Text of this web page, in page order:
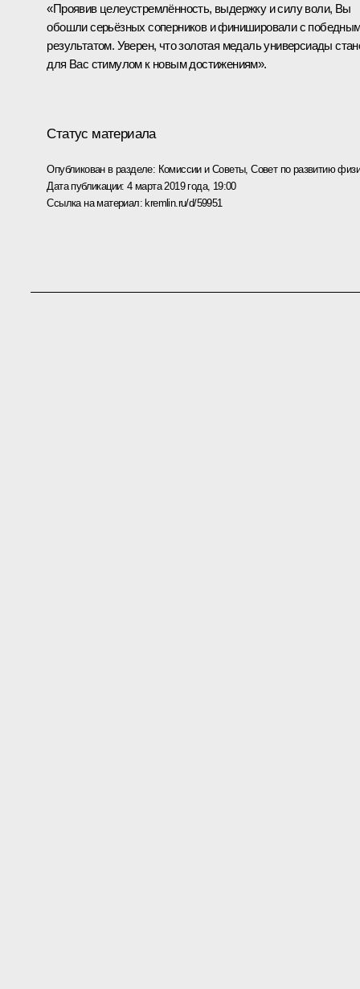
«Проявив целеустремлённость, выдержку и силу воли, Вы
обошли серьёзных соперников и финишировали с
результатом. Уверен, что золотая медаль универсиады
для Вас стимулом к новым достижениям».
Статус материала
Опубликован в разделе: Комиссии и Советы,Совет по развитию
Дата публикации:4 марта 2019 года, 19:00
Ссылка на материал: kremlin.ru/d/59951